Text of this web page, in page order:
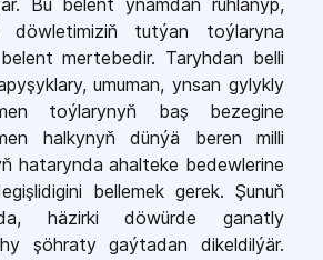
Bu belent ynamdan ruhlanyp,
döwletimiziň tutýan toýlaryna
mertebedir. Taryhdan belli
umuman, ynsan gylykly
toýlarynyň baş bezegine
halkynyň dünýä beren milli
hatarynda ahalteke bedewlerine
bellemek gerek. Şunuň
häzirki döwürde ganatly
şöhraty gaýtadan dikeldilýär.